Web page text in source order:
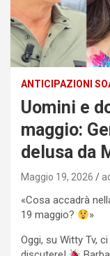
ANTICIPAZIONI
Uomini e
maggio:
delusa da
Maggio 19, 2026
«Cosa accadrà
19 maggio?
»
Oggi, su Witty Tv,